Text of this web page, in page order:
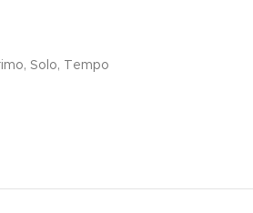
Solo, Tempo